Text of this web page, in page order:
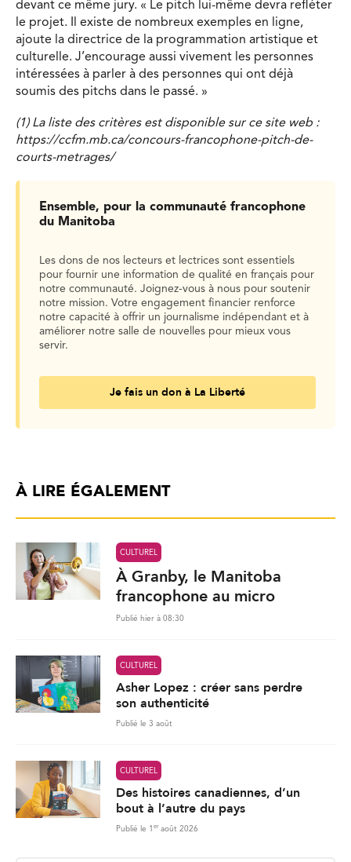
devant ce même jury. « Le pitch lui-même devra refléter
le projet. Il existe de nombreux exemples en ligne,
ajoute la directrice de la programmation artistique et
culturelle. J’encourage aussi vivement les personnes
intéressées à parler à des personnes qui ont déjà
soumis des pitchs dans le passé. »
(1) La liste des critères est disponible sur ce site web :
https://ccfm.mb.ca/concours-francophone-pitch-de-
courts-metrages/
Ensemble, pour la communauté francophone
du Manitoba
Les dons de nos lecteurs et lectrices sont essentiels
pour fournir une information de qualité en français pour
notre communauté. Joignez-vous à nous pour soutenir
notre mission. Votre engagement financier renforce
notre capacité à offrir un journalisme indépendant et à
améliorer notre salle de nouvelles pour mieux vous
servir.
Je fais un don à La Liberté
À LIRE ÉGALEMENT
CULTUREL
À Granby, le Manitoba
francophone au micro
Publié hier à 08:30
CULTUREL
Asher Lopez : créer sans perdre
son authenticité
Publié le 3 août
CULTUREL
Des histoires canadiennes, d’un
bout à l’autre du pays
Publié le 1 er août 2026